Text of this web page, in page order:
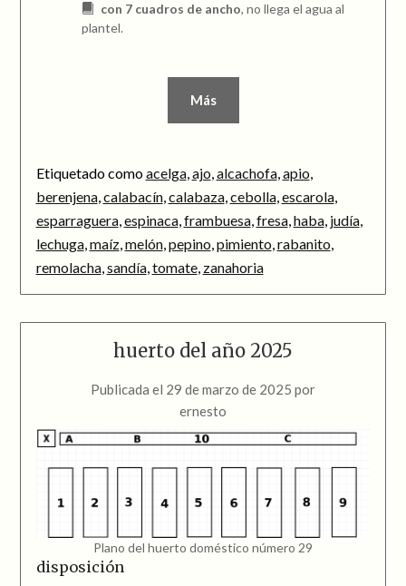
con 7 cuadros de ancho, no llega el agua al
plantel.
Más
Etiquetado comoacelga, ajo, alcachofa, apio,
berenjena, calabacín, calabaza, cebolla, escarola,
esparraguera, espinaca, frambuesa, fresa, haba, judía,
lechuga, maíz, melón, pepino, pimiento, rabanito,
remolacha, sandía, tomate, zanahoria
huerto del año 2025
Publicada el 29 de marzo de 2025 por
ernesto
Plano del huerto doméstico número 29
disposición